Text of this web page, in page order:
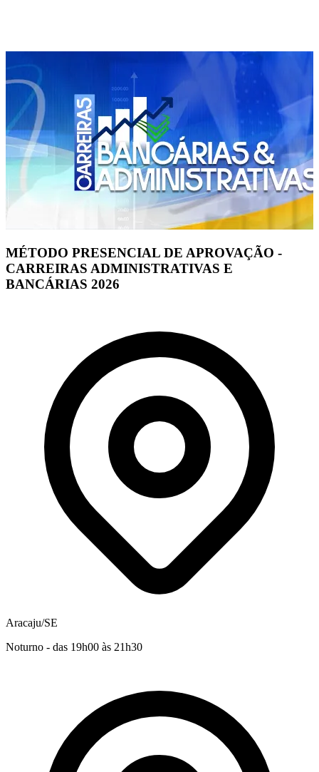
MÉTODO PRESENCIAL DE APROVAÇÃO -
CARREIRAS ADMINISTRATIVAS E
BANCÁRIAS 2026
Aracaju/SE
Noturno - das 19h00 às 21h30